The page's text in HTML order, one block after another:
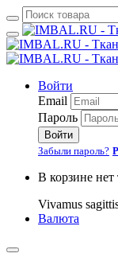
Войти
Email
Пароль
Войти
Забыли пароль?
В корзине нет
Vivamus
Валюта